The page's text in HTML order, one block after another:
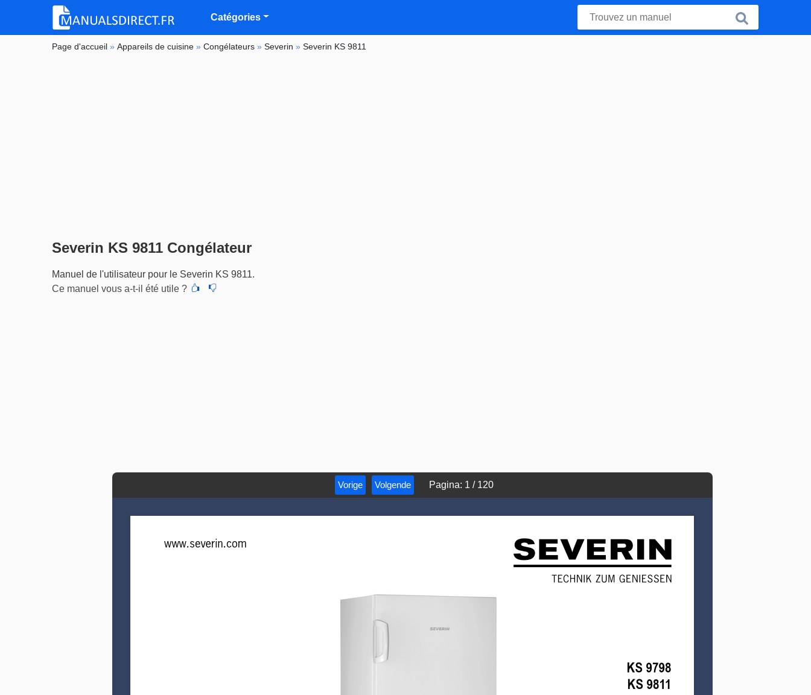
Catégories
Page d'accueil »Appareils de cuisine »Congélateurs »Severin »Severin KS 9811
Severin KS 9811 Congélateur
Manuel de l'utilisateur pour le Severin KS 9811.
Ce manuel vous a-t-il été utile ?
Vorige Volgende Pagina: 1 / 120